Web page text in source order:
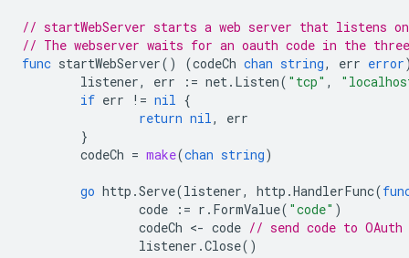
// startWebServer starts a web server that listens
// The webserver waits for an oauth code in the
func startWebServer() (codeCh chan string, err error
listener, err := net. Listen( "tcp" ,
if err != nil {
return nil,
err
}
codeCh = make(chan string)
go http .Serve(listener, http .HandlerFunc(
code
:= r . FormValue( "code" )
codeCh <- code // send code to
listener .Close()